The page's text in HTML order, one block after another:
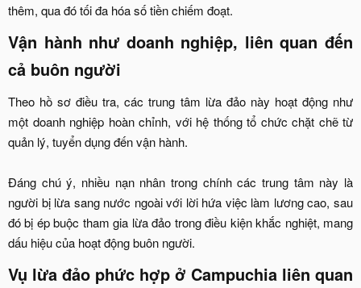
thêm, qua đó tối đa hóa số tiền chiếm đoạt.​
Vận hành như doanh nghiệp, liên quan đến
cả buôn người​
Theo hồ sơ điều tra, các trung tâm lừa đảo này hoạt động như
một doanh nghiệp hoàn chỉnh, với hệ thống tổ chức chặt chẽ từ
quản lý, tuyển dụng đến vận hành.
Đáng chú ý, nhiều nạn nhân trong chính các trung tâm này là
người bị lừa sang nước ngoài với lời hứa việc làm lương cao, sau
đó bị ép buộc tham gia lừa đảo trong điều kiện khắc nghiệt, mang
dấu hiệu của hoạt động buôn người.​
Vụ lừa đảo phức hợp ở Campuchia liên quan